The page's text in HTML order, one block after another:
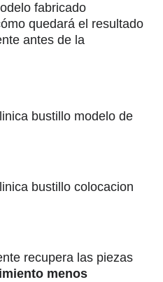
fabricado
quedará el resultado
antes de la
recupera las piezas
menos